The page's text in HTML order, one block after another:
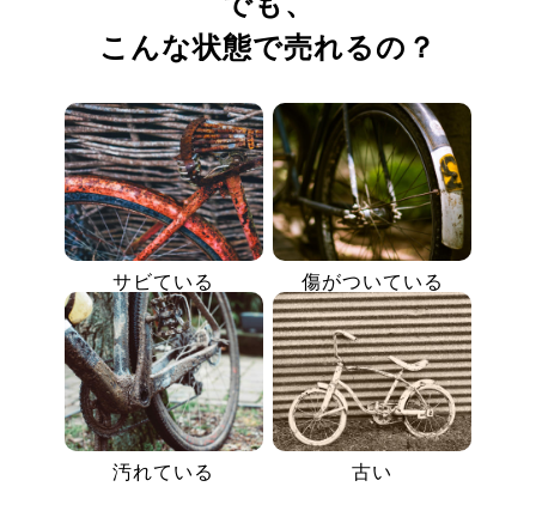
こんな状態で売れるの？
サビている 傷がついている
汚れている 古い